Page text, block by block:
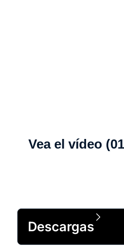
Vea el vídeo
Descargas